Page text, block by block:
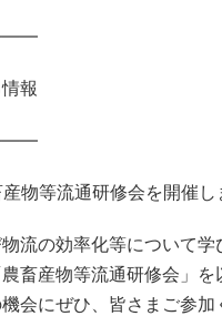
報
物等流通研修会を開催
流の効率化等について学
畜産物等流通研修会」を
会にぜひ、皆さまご参加